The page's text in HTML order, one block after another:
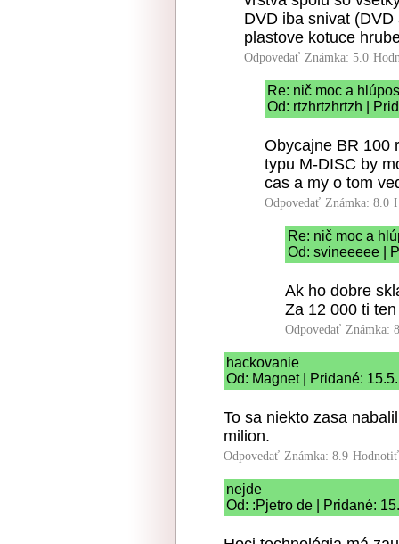
DVD iba snivat
plastove kotuce
Odpovedať Známka: 5.0
Re: nič moc a
Od: rtzhrtzhrtzh |
Obycajne BR 100
typu M-DISC by
cas a my o tom
Odpovedať Známka: 8.0
Re: nič moc a
Od: svineeeee |
Ak ho dobre
Za 12 000 ti
Odpovedať Známka:
hackovanie
Od: Magnet | Pridané:
To sa niekto zasa
milion.
Odpovedať Známka: 8.9
nejde
Od: :Pjetro de | Pridané: